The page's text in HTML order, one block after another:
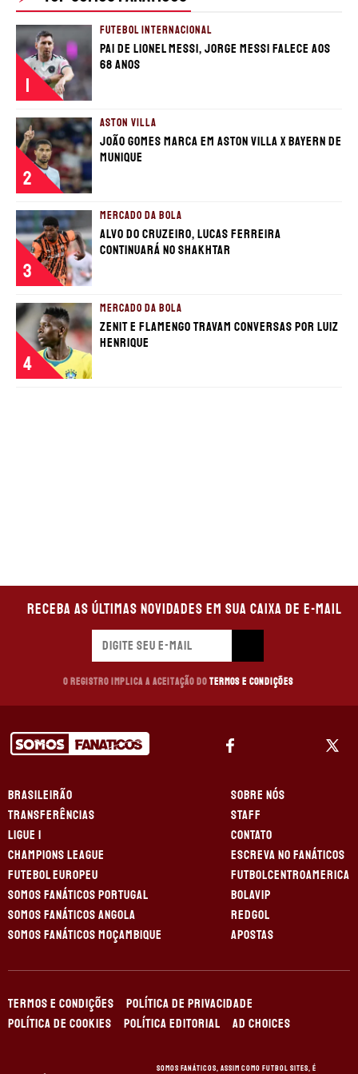
TERMOS E CONDIÇÕES
POLÍTICA DE PRIVACIDADE
POLÍTICA DE COOKIES
POLÍTICA EDITORIAL AD CHOICES
+18 |Jogue com responsabilidade
Comercial | Ministério da Fazenda adverte: Aposta não
é investimento.
1
FUTEBOL INTERNACIONAL
Pai de Lionel Messi, Jorge Messi falece aos
68 anos
2
ASTON VILLA
João Gomes marca em Aston Villa x Bayern de
Munique
3
MERCADO DA BOLA
Alvo do Cruzeiro, Lucas Ferreira
continuará no Shakhtar
4
MERCADO DA BOLA
Zenit e Flamengo travam conversas por Luiz
Henrique
Receba as últimas novidades em sua caixa de e-mail
O registro implica a aceitação do Termos e Condições
BRASILEIRÃO
TRANSFERÊNCIAS
LIGUE 1
CHAMPIONS LEAGUE
FUTEBOL EUROPEU
SOMOS FANÁTICOS PORTUGAL
SOMOS FANÁTICOS ANGOLA
SOMOS FANÁTICOS MOÇAMBIQUE
SOBRE NÓS
STAFF
CONTATO
ESCREVA NO FANÁTICOS
FUTBOLCENTROAMERICA
BOLAVIP
REDGOL
APOSTAS
TERMOS E CONDIÇÕES
POLÍTICA DE PRIVACIDADE
POLÍTICA DE COOKIES
POLÍTICA EDITORIAL AD CHOICES
Somos Fanáticos, assim como Futbol Sites, é